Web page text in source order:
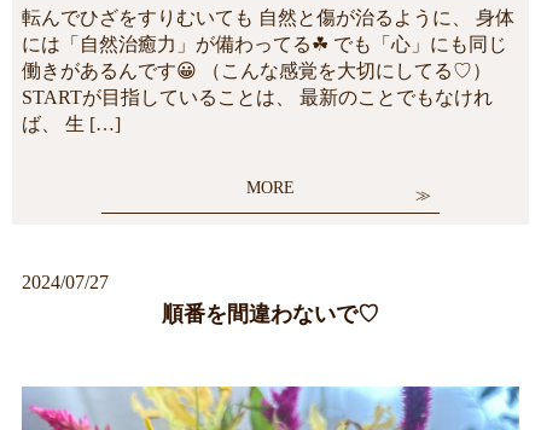
転んでひざをすりむいても 自然と傷が治るように、 身体
には「自然治癒力」が備わってる☘ でも「心」にも同じ
働きがあるんです😀 （こんな感覚を大切にしてる♡）
STARTが目指していることは、 最新のことでもなけれ
ば、 生 […]
MORE
2024/07/27
順番を間違わないで♡